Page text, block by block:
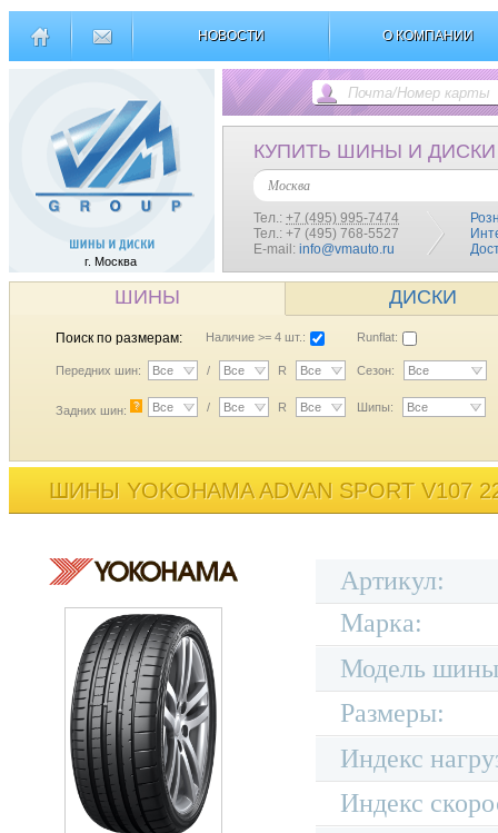
НОВОСТИ О КОМПАНИИ
г. Москва
КУПИТЬ ШИНЫ И ДИСКИ
Москва
Тел.: +7 (495) 995-7474
Тел.: +7 (495) 768-5527
E-mail: info@vmauto.ru
ШИНЫ ДИСКИ
Поиск по размерам: Наличие >= 4 шт.: Runflat:
Передних шин: Все / Все R Все Сезон: Все
Задних шин: ? Все / Все R Все Шипы: Все
ШИНЫ YOKOHAMA ADVAN SPORT V107
Артикул:
Марка:
Модель
Размеры:
Индекс
Индекс